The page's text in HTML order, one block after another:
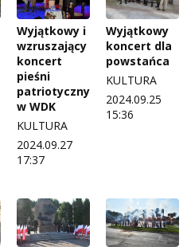
Wyjątkowy i
wzruszający
koncert
pieśni
patriotycznych
w WDK
KULTURA
2024.09.27
17:37
Wyjątkowy
koncert dla
powstańca
KULTURA
2024.09.25
15:36